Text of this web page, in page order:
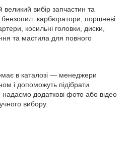
вибір запчастин та
бензопил: карбюратори, поршневі
косильні головки, диски,
та мастила для повного
в каталозі — менеджери
і допоможуть підібрати
додаткові фото або відео
вибору.